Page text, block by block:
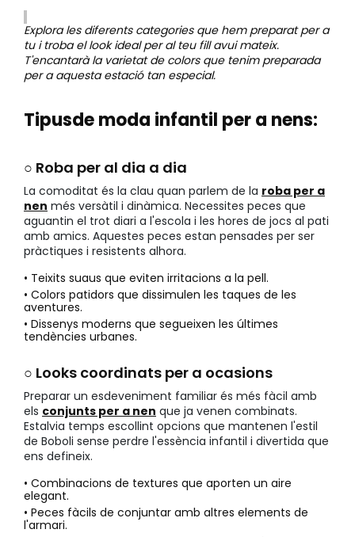
Explora les diferents categories que hem preparat per a
tu i troba el look ideal per al teu fill avui mateix.
T'encantarà la varietat de colors que tenim preparada
per a aquesta estació tan especial.
Tipusde moda infantil per a nens:
○ Roba per al dia a dia
La comoditat és la clau quan parlem de la roba per a
nen més versàtil i dinàmica. Necessites peces que
aguantin el trot diari a l'escola i les hores de jocs al pati
amb amics. Aquestes peces estan pensades per ser
pràctiques i resistents alhora.
• Teixits suaus que eviten irritacions a la pell.
• Colors patidors que dissimulen les taques de les
aventures.
• Dissenys moderns que segueixen les últimes
tendències urbanes.
○ Looks coordinats per a ocasions
Preparar un esdeveniment familiar és més fàcil amb
els conjunts per a nen que ja venen combinats.
Estalvia temps escollint opcions que mantenen l'estil
de Boboli sense perdre l'essència infantil i divertida que
ens defineix.
• Combinacions de textures que aporten un aire
elegant.
• Peces fàcils de conjuntar amb altres elements de
l'armari.